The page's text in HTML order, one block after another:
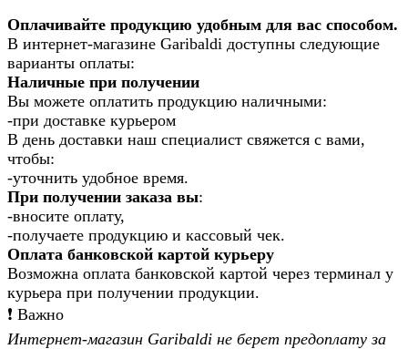
Оплачивайте продукцию удобным для вас способом.
В интернет-магазине Garibaldi доступны следующие
варианты оплаты:
Наличные при получении
Вы можете оплатить продукцию наличными:
-при доставке курьером
В день доставки наш специалист свяжется с вами,
чтобы:
-уточнить удобное время.
При получении заказа вы:
-вносите оплату,
-получаете продукцию и кассовый чек.
Оплата банковской картой курьеру
Возможна оплата банковской картой через терминал у
курьера при получении продукции.
❗️ Важно
Интернет-магазин Garibaldi не берет предоплату за